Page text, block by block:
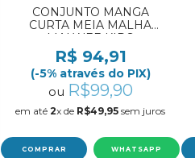
CONJUNTO MANGA
CURTA MEIA MALHA
MALWEE KIDS
REF:1000139669 4/8
R$ 94,91
(-5% através do PIX)
ou R$99,90
em até 2x de R$49,95 sem juros
COMPRAR WHATSAPP